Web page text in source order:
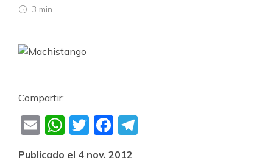
3 min
Compartir:
EmailWhatsApp
TwitterFacebook
Publicado el 4 nov. 2012